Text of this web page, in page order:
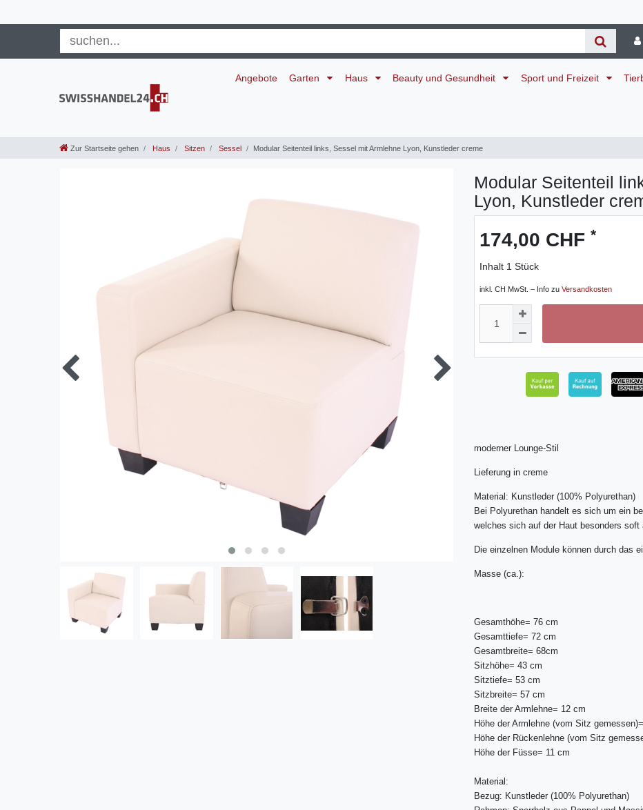
Angebote Garten Haus Beauty und Gesundheit Sport und Freizeit
Zur Startseite gehen Haus Sitzen Sessel Modular Seitenteil links, Sessel mit Armlehne Lyon, Kunstleder creme
Modular Seitenteil
Lyon, Kunstleder
174,00 CHF *
Inhalt 1 Stück
inkl. CH MwSt. – Info zu Versandkosten
moderner Lounge-Stil
Lieferung in creme
Material: Kunstleder (100% Polyurethan)
Bei Polyurethan handelt es sich um ein
welches sich auf der Haut besonders soft
Die einzelnen Module können durch das
Masse (ca.):
Gesamthöhe= 76 cm
Gesamttiefe= 72 cm
Gesamtbreite= 68cm
Sitzhöhe= 43 cm
Sitztiefe= 53 cm
Sitzbreite= 57 cm
Breite der Armlehne= 12 cm
Höhe der Armlehne (vom Sitz
Höhe der Rückenlehne (vom Sitz
Höhe der Füsse= 11 cm
Material:
Bezug: Kunstleder (100% Polyurethan)